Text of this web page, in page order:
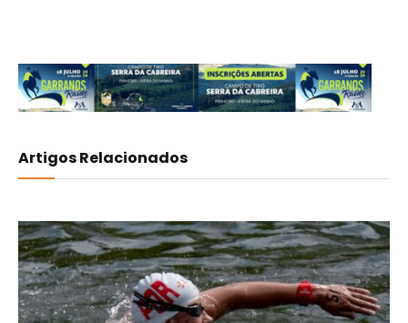
Artigos Relacionados